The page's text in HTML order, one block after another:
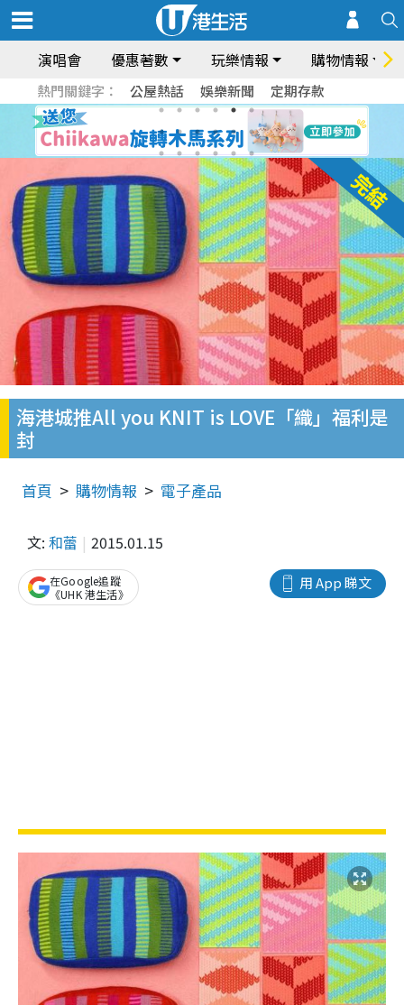
演唱會 優惠著數 玩樂情報 購物情報
熱門關鍵字： 公屋熱話 娛樂新聞 定期存款
海港城推All you KNIT is LOVE「織」福利是
封
首頁 購物情報 電子產品
文: 和蕾 2015.01.15
用 App 睇文
在Google追蹤
《UHK 港生活》